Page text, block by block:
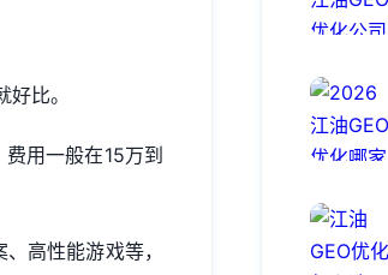
比。
用一般在15万到
高性能游戏等，